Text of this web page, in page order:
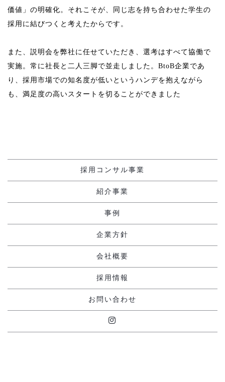
価値」の明確化。それこそが、同じ志を持ち合わせた学生の
採用に結びつくと考えたからです。
また、説明会を弊社に任せていただき、選考はすべて協働で
実施。常に社長と二人三脚で並走しました。BtoB企業であ
り、採用市場での知名度が低いというハンデを抱えながら
も、満足度の高いスタートを切ることができました
採用コンサル事業
紹介事業
事例
企業方針
会社概要
採用情報
お問い合わせ